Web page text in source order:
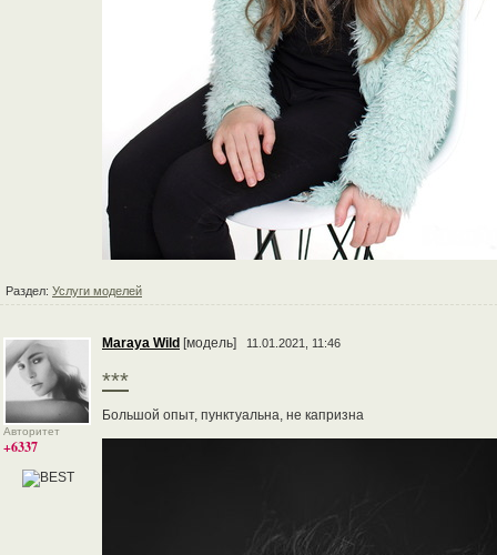
Раздел: Услуги моделей
Авторитет
+6337
Maraya Wild [модель] 11.01.2021, 11:46
***
Большой опыт, пунктуальна, не капризна